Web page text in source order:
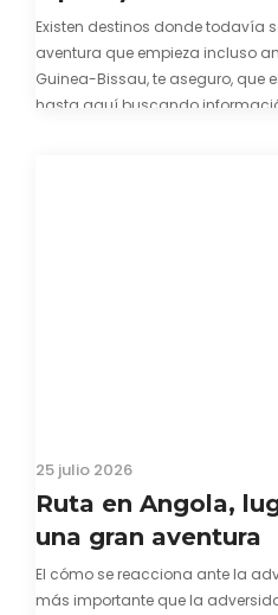
Existen destinos donde todavía
aventura que empieza incluso
Guinea-Bissau, te aseguro, que
hasta aquí buscando
25 julio 2026
Ruta en Angola,
una gran aventura
El cómo se reacciona ante la
más importante que la